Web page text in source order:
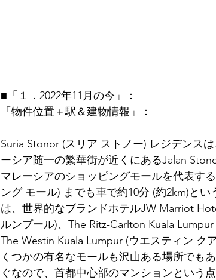
■ 「１．2022年11月の今」：
「物件位置＋駅＆建物情報」：
Suria Stonor (スリア ストノー) レジデンス
ーシア随一の繁華街が近くにあるJalan
マレーシアのショッピングモールを代表す
ング モール) までも車で約10分 (約2km)と
は、世界的なブランドホテルJW Marriot
ルンプール)、The Ritz-Carlton Kuala
The Westin Kuala Lumpur (ウエスティン ク
くつかの有名なモールも沢山ある場所でも
ぐなので、首都中心部のマンションという